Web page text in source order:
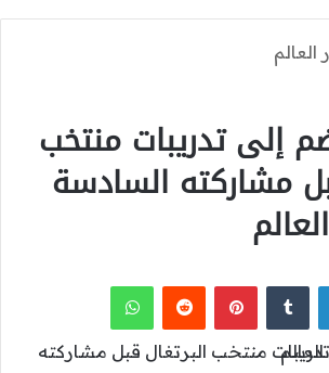
العالم
إلى تدريبات منتخب
مشاركته السادسة
لينكدإن بينتيريست واتساب